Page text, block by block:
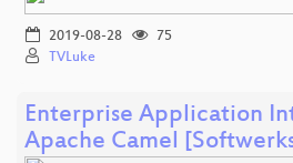
2019-08-28
75
TVLuke
Enterprise Application
Apache Camel